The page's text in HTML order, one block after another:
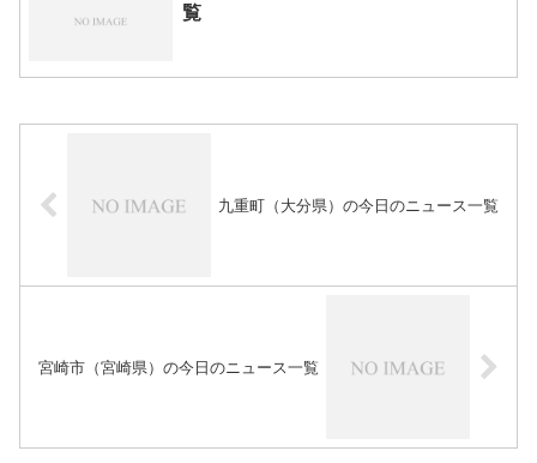
覧
九重町（大分県）の今日のニュース一覧
宮崎市（宮崎県）の今日のニュース一覧